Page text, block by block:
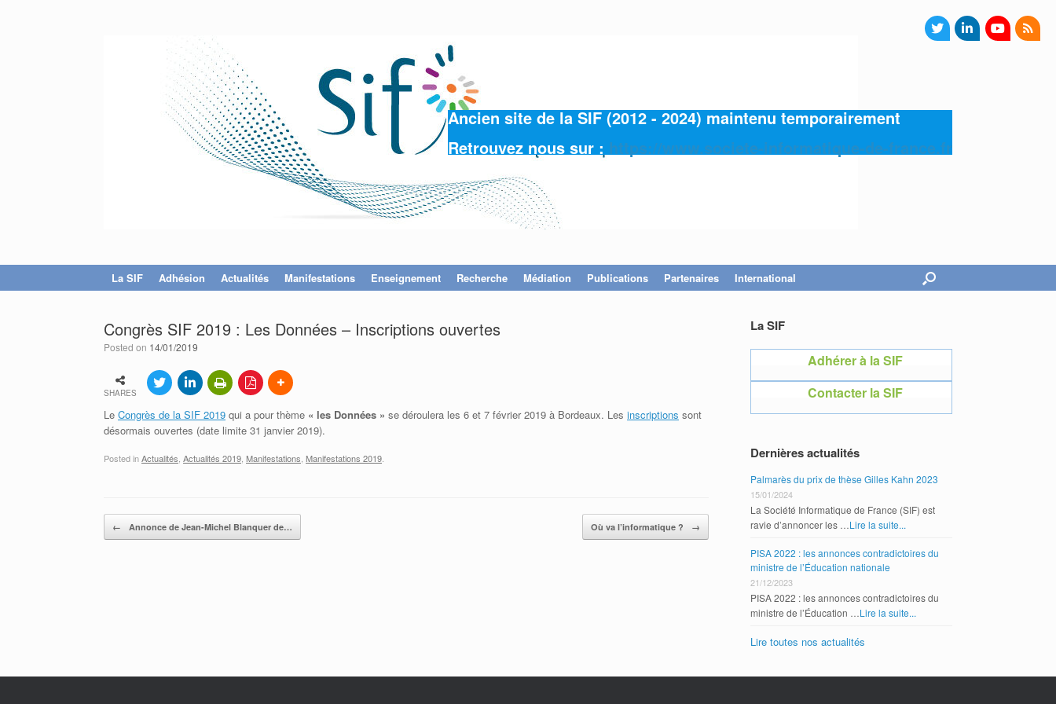
Ancien site de la SIF (2012 - 2024) maintenu temporairement
Retrouvez nous sur : https://www.societe-informatique-de-france.fr
La SIF Adhésion Actualités Manifestations Enseignement Recherche Médiation Publications Partenaires International
Congrès SIF 2019 : Les Données – Inscriptions ouvertes
Posted on 14/01/2019
SHARES
Le Congrès de la SIF 2019 qui a pour thème « les Données » se déroulera les 6 et 7 février 2019 à Bordeaux. Les inscriptions sont
désormais ouvertes (date limite 31 janvier 2019).
Posted inActualités Actualités 2019 Manifestations Manifestations 2019
Post navigation
← Annonce de Jean-Michel Blanquer de… Où va l’informatique ? →
La SIF
Adhérer à la SIF
Contacter la SIF
Contacter la SIF
Dernières actualités
Palmarès du prix de thèse Gilles Kahn 2023
15/01/2024
La Société Informatique de France (SIF) est
ravie d’annoncer les …Lire la suite...
PISA 2022 : les annonces contradictoires du
ministre de l’Éducation nationale
21/12/2023
PISA 2022 : les annonces contradictoires du
ministre de l’Éducation …Lire la suite...
Lire toutes nos actualités